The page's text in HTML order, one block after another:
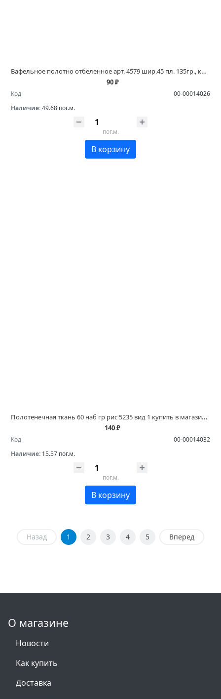
Вафельное полотно отбеленное арт. 4579 шир.45 пл. 135гр., код ТН ВЭД купить в магазинах Белово и Ленинск Кузнецком
90 ₽
Код
00-00014026
Наличие:49.68 пог.м.
пог.м.
В корзину
Полотенечная ткань 60 наб гр рис 5235 вид 1 купить в магазинах Белово и Ленинск Кузнецком
140 ₽
Код
00-00014032
Наличие: 15.57 пог.м.
пог.м.
В корзину
Назад 1 2 3 4 5 Вперед
О магазине
Новости
Как купить
Доставка